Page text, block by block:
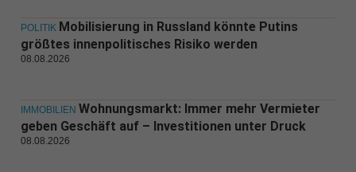
POLITIK Mobilisierung in Russland könnte Putins
größtes innenpolitisches Risiko werden
08.08.2026
IMMOBILIEN Wohnungsmarkt: Immer mehr Vermieter
geben Geschäft auf – Investitionen unter Druck
08.08.2026